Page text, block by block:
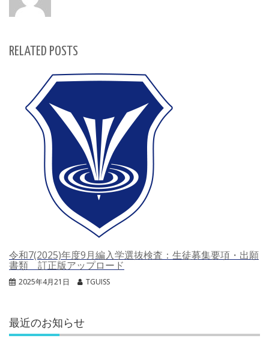
RELATED POSTS
令和7(2025)年度9月編入学選抜検査：生徒募集要項・出願
書類 訂正版アップロード
2025年4月21日 TGUISS
最近のお知らせ